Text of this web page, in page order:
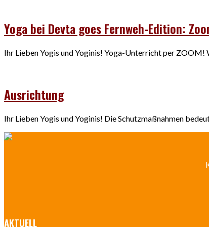
Yoga bei Devta goes Fernweh-Edition:
Ihr Lieben Yogis und Yoginis! Yoga-Unterricht per ZOOM!
Ausrichtung
Ihr Lieben Yogis und Yoginis! Die Schutzmaßnahmen
AKTUELL